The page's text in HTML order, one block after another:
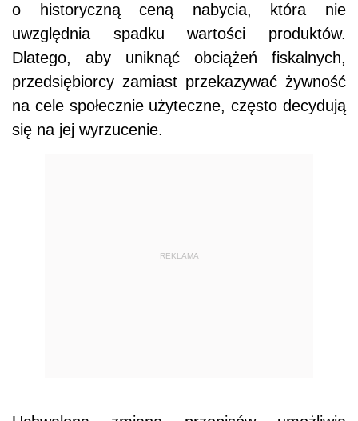
o historyczną ceną nabycia, która nie
uwzględnia spadku wartości produktów.
Dlatego, aby uniknąć obciążeń fiskalnych,
przedsiębiorcy zamiast przekazywać żywność
na cele społecznie użyteczne, często decydują
się na jej wyrzucenie.
REKLAMA